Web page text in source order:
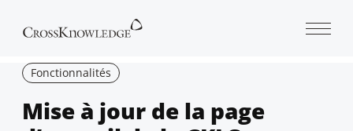
Fonctionnalités
Mise à jour de la page